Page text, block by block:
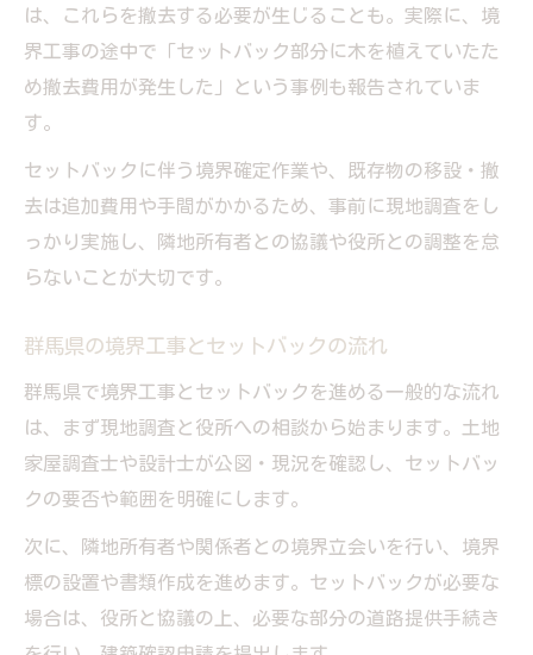
は、これらを撤去する必要が生じることも。実際に、境
界工事の途中で「セットバック部分に木を植えていたた
め撤去費用が発生した」という事例も報告されていま
す。
セットバックに伴う境界確定作業や、既存物の移設・撤
去は追加費用や手間がかかるため、事前に現地調査をし
っかり実施し、隣地所有者との協議や役所との調整を怠
らないことが大切です。
群馬県の境界工事とセットバックの流れ
群馬県で境界工事とセットバックを進める一般的な流れ
は、まず現地調査と役所への相談から始まります。土地
家屋調査士や設計士が公図・現況を確認し、セットバッ
クの要否や範囲を明確にします。
次に、隣地所有者や関係者との境界立会いを行い、境界
標の設置や書類作成を進めます。セットバックが必要な
場合は、役所と協議の上、必要な部分の道路提供手続き